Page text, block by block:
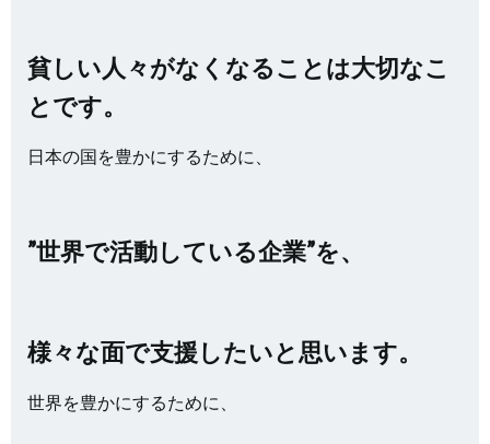
貧しい人々がなくなることは大切なこ
とです。
日本の国を豊かにするために、
”世界で活動している企業”を、
様々な面で支援したいと思います。
世界を豊かにするために、